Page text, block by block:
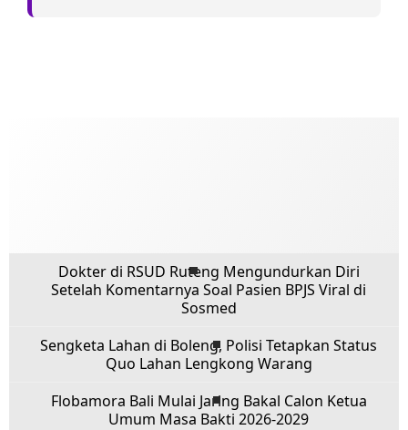
Dokter di RSUD Ruteng Mengundurkan Diri
Setelah Komentarnya Soal Pasien BPJS Viral di
Sosmed
Sengketa Lahan di Boleng, Polisi Tetapkan Status
Quo Lahan Lengkong Warang
Flobamora Bali Mulai Jaring Bakal Calon Ketua
Umum Masa Bakti 2026-2029